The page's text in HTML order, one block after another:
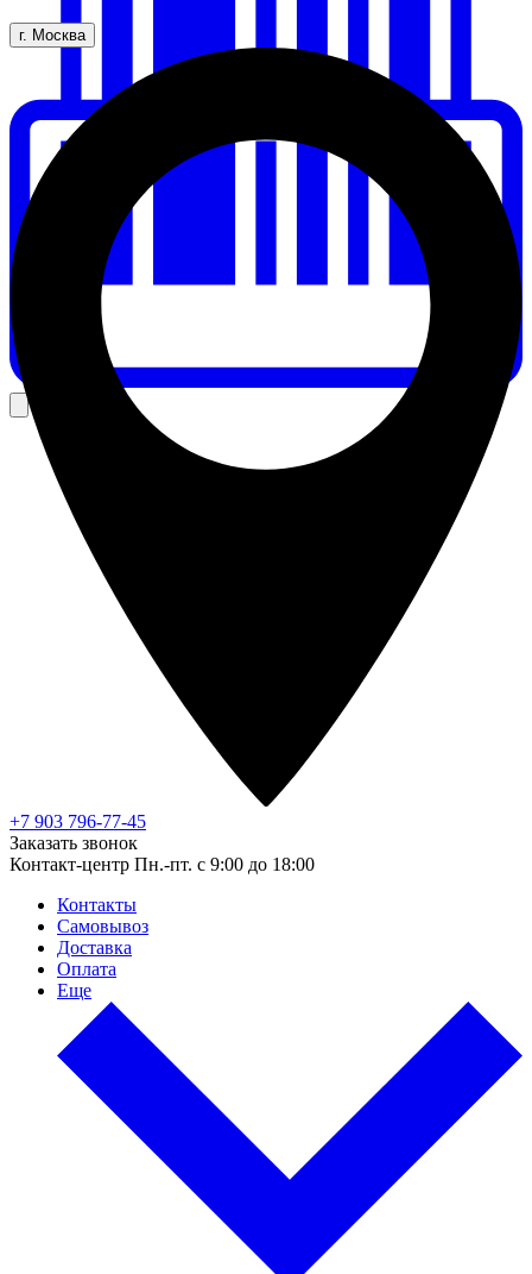
+7 903 796-77-45
Заказать звонок
Контакт-центр Пн.-пт. с 9:00 до 18:00
Контакты
Самовывоз
Доставка
Оплата
Еще